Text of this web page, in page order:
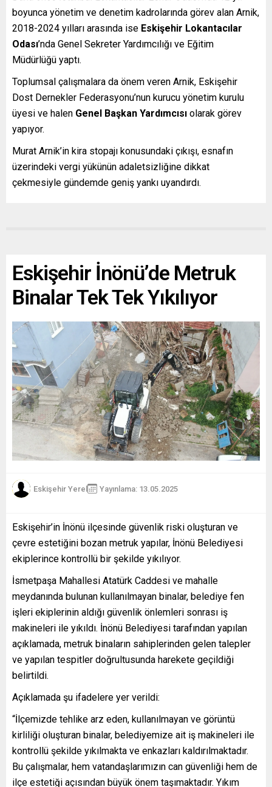
boyunca yönetim ve denetim kadrolarında görev alan Arnik,
2018-2024 yılları arasında ise Eskişehir Lokantacılar
Odası’nda Genel Sekreter Yardımcılığı ve Eğitim
Müdürlüğü yaptı.
Toplumsal çalışmalara da önem veren Arnik, Eskişehir
Dost Dernekler Federasyonu’nun kurucu yönetim kurulu
üyesi ve halen Genel Başkan Yardımcısı olarak görev
yapıyor.
Murat Arnik’in kira stopajı konusundaki çıkışı, esnafın
üzerindeki vergi yükünün adaletsizliğine dikkat
çekmesiyle gündemde geniş yankı uyandırdı.
Eskişehir İnönü’de Metruk
Binalar Tek Tek Yıkılıyor
Eskişehir Yerel Yayınlama: 13.05.2025
Eskişehir’in İnönü ilçesinde güvenlik riski oluşturan ve
çevre estetiğini bozan metruk yapılar, İnönü Belediyesi
ekiplerince kontrollü bir şekilde yıkılıyor.
İsmetpaşa Mahallesi Atatürk Caddesi ve mahalle
meydanında bulunan kullanılmayan binalar, belediye fen
işleri ekiplerinin aldığı güvenlik önlemleri sonrası iş
makineleri ile yıkıldı. İnönü Belediyesi tarafından yapılan
açıklamada, metruk binaların sahiplerinden gelen talepler
ve yapılan tespitler doğrultusunda harekete geçildiği
belirtildi.
Açıklamada şu ifadelere yer verildi:
“İlçemizde tehlike arz eden, kullanılmayan ve görüntü
kirliliği oluşturan binalar, belediyemize ait iş makineleri ile
kontrollü şekilde yıkılmakta ve enkazları kaldırılmaktadır.
Bu çalışmalar, hem vatandaşlarımızın can güvenliği hem de
ilçe estetiği açısından büyük önem taşımaktadır. Yıkım